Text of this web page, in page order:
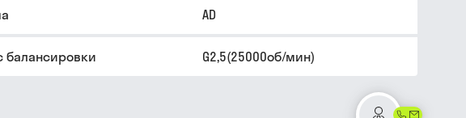
AD
балансировки G2,5(25000об/мин)